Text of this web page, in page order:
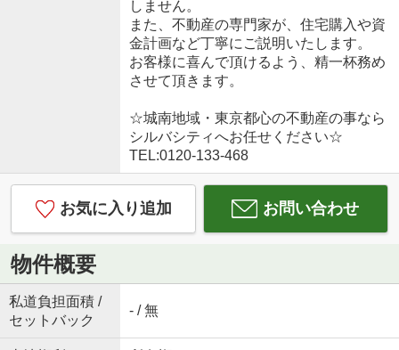
しません。
また、不動産の専門家が、住宅購入や資
金計画など丁寧にご説明いたします。
お客様に喜んで頂けるよう、精一杯務め
させて頂きます。
☆城南地域・東京都心の不動産の事なら
シルバシティへお任せください☆
TEL:0120-133-468
お気に入り追加 お問い合わせ
物件概要
私道負担面積 /
セットバック
- / 無